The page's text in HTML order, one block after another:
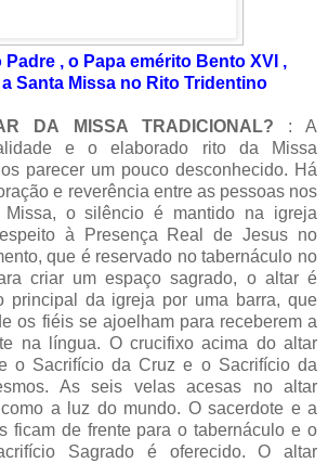
Padre , o Papa emérito Bento XVI ,
Santa Missa no Rito Tridentino
DA MISSA TRADICIONAL? :A
e o elaborado rito da Missa
parecer um pouco desconhecido. Há
e reverência entre as pessoas nos
Missa, o silêncio é mantido na igreja
à Presença Real de Jesus no
que é reservado no tabernáculo no
criar um espaço sagrado, o altar é
principal da igreja por uma barra, que
os fiéis se ajoelham para receberem a
na língua. O crucifixo acima do altar
o Sacrifício da Cruz e o Sacrifício da
As seis velas acesas no altar
a luz do mundo. O sacerdote e a
ficam de frente para o tabernáculo e o
Sagrado é oferecido. O altar